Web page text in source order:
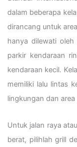
dalam beberapa
dirancang untuk
hanya dilewati
parkir kendaraan
kendaraan kecil.
memiliki lalu lintas
lingkungan dan
Untuk jalan raya
berat, pilihlah grill